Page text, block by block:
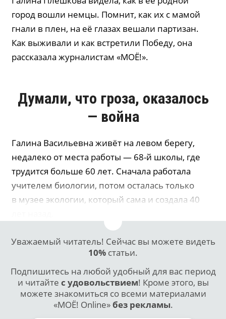
город вошли немцы. Помнит, как их с мамой
гнали в плен, на её глазах вешали партизан.
Как выживали и как встретили Победу, она
рассказала журналистам «МОЁ!».
Думали, что гроза, оказалось
— война
Галина Васильевна живёт на левом берегу,
недалеко от места работы — 68-й школы, где
трудится больше 60 лет. Сначала работала
учителем биологии, потом осталась только
в музее экологии, который сама и создала 40
Уважаемый читатель! Сейчас вы можете видеть
10% статьи.
Подпишитесь на любой удобный для вас период
и читайте с удовольствием! Кроме этого, вы
можете знакомиться со всеми материалами
«МОЁ! Online»без рекламы.